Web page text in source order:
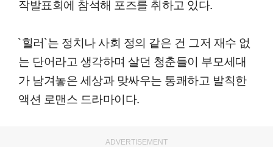
작발표회에 참석해 포즈를 취하고 있다.
`힐러`는 정치나 사회 정의 같은 건 그저 재수 없
는 단어라고 생각하며 살던 청춘들이 부모세대
가 남겨놓은 세상과 맞싸우는 통쾌하고 발칙한
액션 로맨스 드라마이다.
ADVERTISEMENT